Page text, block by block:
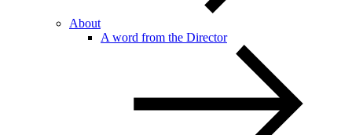
About
A word from the Director